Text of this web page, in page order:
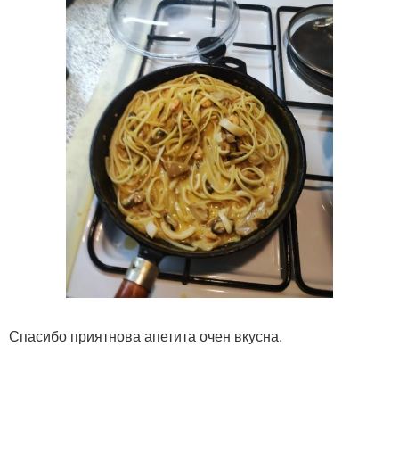
Спасибо приятнова апетита очен вкусна.